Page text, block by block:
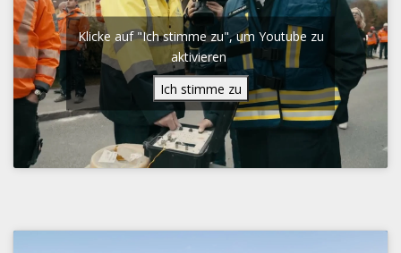
Klicke auf "Ich stimme zu", um Youtube zu
aktivieren
Ich stimme zu